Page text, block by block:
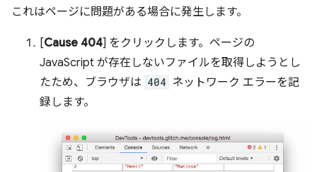
これはページに問題がある場合に発生します。
[Cause 404] をクリックします。ページの
JavaScript が存在しないファイルを取得しようとし
たため、ブラウザは 404 ネットワーク エラーを記
録します。